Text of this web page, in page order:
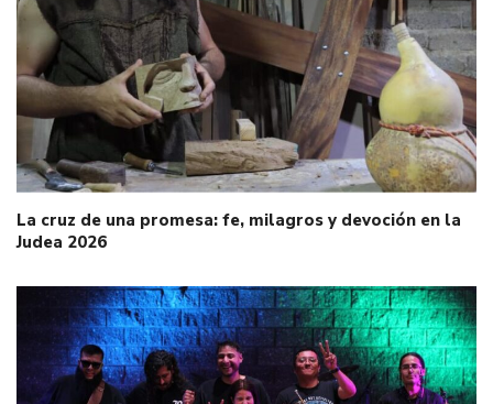
La cruz de una promesa: fe, milagros y devoción en la
Judea 2026